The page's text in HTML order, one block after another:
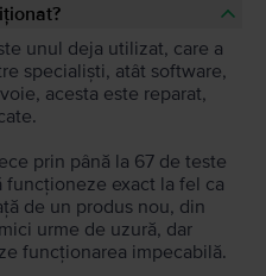
unul deja utilizat, care a
specialiști, atât software,
acesta este reparat,
prin până la 67 de teste
exact la fel ca
de un produs nou, din
urme de uzură, dar
funcționarea impecabilă.